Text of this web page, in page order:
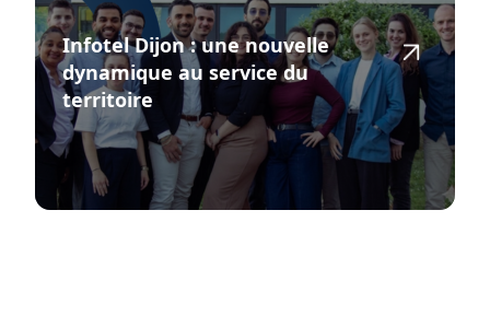
Infotel Dijon : une nouvelle
dynamique au service du
territoire